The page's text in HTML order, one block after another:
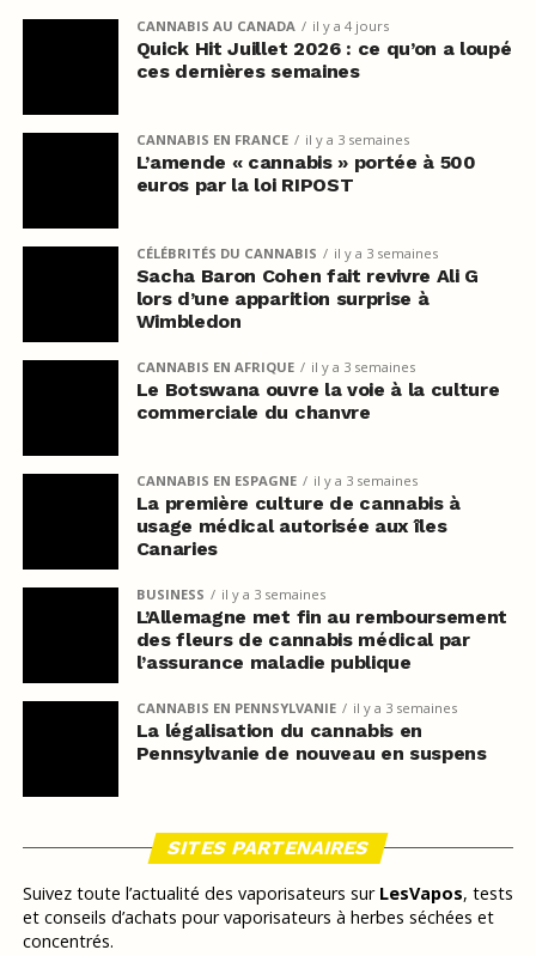
CANNABIS AU CANADA il y a 4 jours
Quick Hit Juillet 2026 : ce qu’on a loupé
ces dernières semaines
CANNABIS EN FRANCE il y a 3 semaines
L’amende « cannabis » portée à 500
euros par la loi RIPOST
CÉLÉBRITÉS DU CANNABIS il y a 3 semaines
Sacha Baron Cohen fait revivre Ali G
lors d’une apparition surprise à
Wimbledon
CANNABIS EN AFRIQUE il y a 3 semaines
Le Botswana ouvre la voie à la culture
commerciale du chanvre
CANNABIS EN ESPAGNE il y a 3 semaines
La première culture de cannabis à
usage médical autorisée aux îles
Canaries
BUSINESS il y a 3 semaines
L’Allemagne met fin au remboursement
des fleurs de cannabis médical par
l’assurance maladie publique
CANNABIS EN PENNSYLVANIE il y a 3 semaines
La légalisation du cannabis en
Pennsylvanie de nouveau en suspens
SITES PARTENAIRES
Suivez toute l’actualité des vaporisateurs sur LesVapos, tests
et conseils d’achats pour vaporisateurs à herbes séchées et
concentrés.